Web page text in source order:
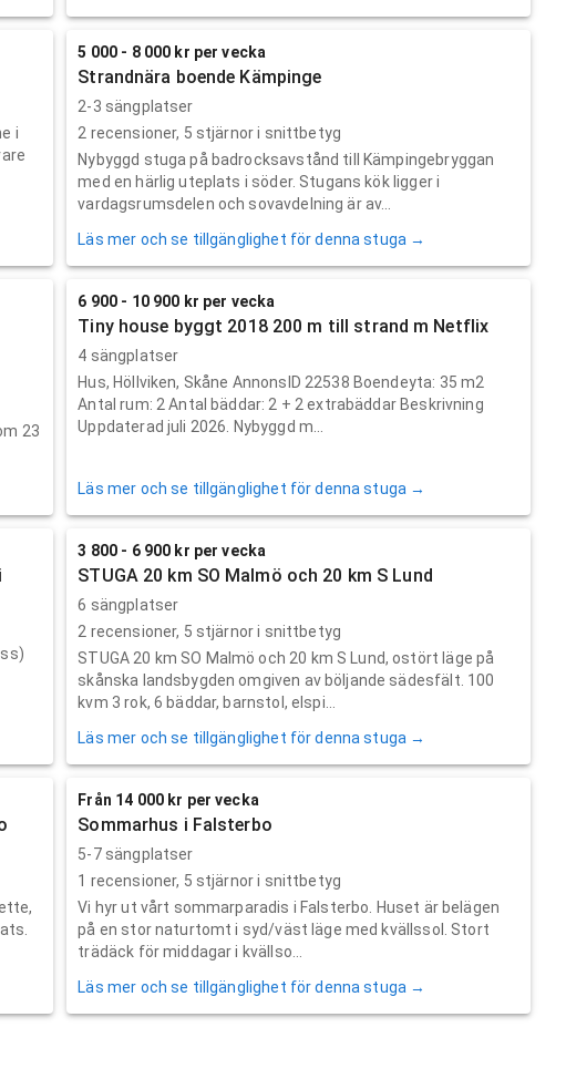
i
5 000 - 8 000 kr per vecka
Strandnära boende Kämpinge
2-3 sängplatser
2 recensioner, 5 stjärnor i snittbetyg
Nybyggd stuga på badrocksavstånd till Kämpingebryggan
med en härlig uteplats i söder. Stugans kök ligger i
vardagsrumsdelen och sovavdelning är av...
Läs mer och se tillgänglighet för denna stuga →
23
6 900 - 10 900 kr per vecka
Tiny house byggt 2018 200 m till strand m Netflix
4 sängplatser
Hus, Höllviken, Skåne AnnonsID 22538 Boendeyta: 35 m2
Antal rum: 2 Antal bäddar: 2 + 2 extrabäddar Beskrivning
Uppdaterad juli 2026. Nybyggd m...
Läs mer och se tillgänglighet för denna stuga →
3 800 - 6 900 kr per vecka
STUGA 20 km SO Malmö och 20 km S Lund
6 sängplatser
2 recensioner, 5 stjärnor i snittbetyg
STUGA 20 km SO Malmö och 20 km S Lund, ostört läge på
skånska landsbygden omgiven av böljande sädesfält. 100
kvm 3 rok, 6 bäddar, barnstol, elspi...
Läs mer och se tillgänglighet för denna stuga →
Från 14 000 kr per vecka
Sommarhus i Falsterbo
5-7 sängplatser
1 recensioner, 5 stjärnor i snittbetyg
Vi hyr ut vårt sommarparadis i Falsterbo. Huset är belägen
på en stor naturtomt i syd/väst läge med kvällssol. Stort
trädäck för middagar i kvällso...
Läs mer och se tillgänglighet för denna stuga →